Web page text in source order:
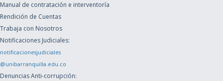
Manual de contratación e interventoría
Rendición de Cuentas
Trabaja con Nosotros
Notificaciones Judiciales:
notificacionesjudiciales
@unibarranquilla.edu.co
Denuncias Anti-corrupción: